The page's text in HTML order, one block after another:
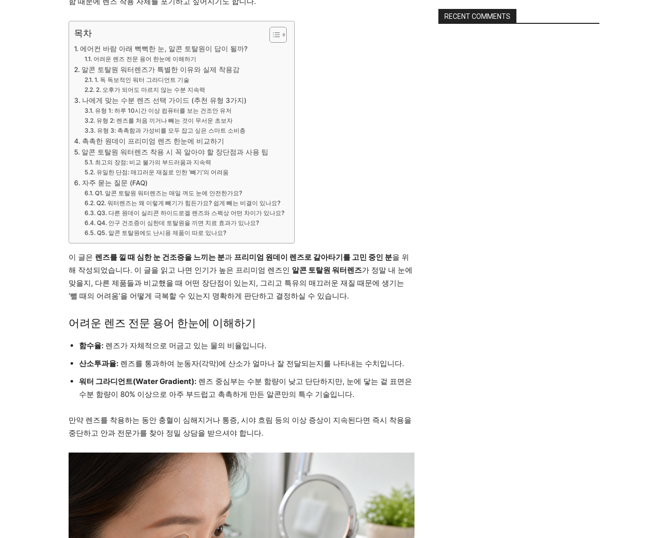
목차
에어컨 바람 아래 뻑뻑한 눈, 알콘 토탈원이 답이 될까?
어려운 렌즈 전문 용어 한눈에 이해하기
알콘 토탈원 워터렌즈가 특별한 이유와 실제 착용감
1. 독 독보적인 워터 그라디언트 기술
2. 오후가 되어도 마르지 않는 수분 지속력
나에게 맞는 수분 렌즈 선택 가이드 (추천 유형 3가지)
유형 1: 하루 10시간 이상 컴퓨터를 보는 건조안 유저
유형 2: 렌즈를 처음 끼거나 빼는 것이 무서운 초보자
유형 3: 촉촉함과 가성비를 모두 잡고 싶은 스마트 소비층
촉촉한 원데이 프리미엄 렌즈 한눈에 비교하기
알콘 토탈원 워터렌즈 착용 시 꼭 알아야 할 장단점과 사용 팁
최고의 장점: 비교 불가의 부드러움과 지속력
유일한 단점: 매끄러운 재질로 인한 ‘빼기’의 어려움
자주 묻는 질문 (FAQ)
Q1. 알콘 토탈원 워터렌즈는 매일 껴도 눈에 안전한가요?
Q2. 워터렌즈는 왜 이렇게 빼기가 힘든가요? 쉽게 빼는 비결이 있나요?
Q3. 다른 원데이 실리콘 하이드로겔 렌즈와 스펙상 어떤 차이가 있나요?
Q4. 안구 건조증이 심한데 토탈원을 끼면 치료 효과가 있나요?
Q5. 알콘 토탈원에도 난시용 제품이 따로 있나요?
이 글은 렌즈를 낄 때 심한 눈 건조증을 느끼는 분과 프리미엄 원데이 렌즈로 갈아타기를 고민 중인 분을 위
해 작성되었습니다. 이 글을 읽고 나면 인기가 높은 프리미엄 렌즈인 알콘 토탈원 워터렌즈가 정말 내 눈에
맞을지, 다른 제품들과 비교했을 때 어떤 장단점이 있는지, 그리고 특유의 매끄러운 재질 때문에 생기는
‘뺄 때의 어려움’을 어떻게 극복할 수 있는지 명확하게 판단하고 결정하실 수 있습니다.
어려운 렌즈 전문 용어 한눈에 이해하기
함수율: 렌즈가 자체적으로 머금고 있는 물의 비율입니다.
산소투과율: 렌즈를 통과하여 눈동자(각막)에 산소가 얼마나 잘 전달되는지를 나타내는 수치입니다.
워터 그라디언트(Water Gradient): 렌즈 중심부는 수분 함량이 낮고 단단하지만, 눈에 닿는 겉 표면은
수분 함량이 80% 이상으로 아주 부드럽고 촉촉하게 만든 알콘만의 특수 기술입니다.
만약 렌즈를 착용하는 동안 충혈이 심해지거나 통증, 시야 흐림 등의 이상 증상이 지속된다면 즉시 착용을
중단하고 안과 전문가를 찾아 정밀 상담을 받으셔야 합니다.
RECENT COMMENTS